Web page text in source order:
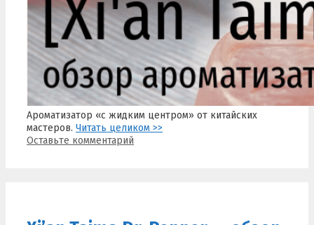
Ароматизатор «с жидким центром» от китайских
мастеров. Читать целиком >>
Оставьте комментарий